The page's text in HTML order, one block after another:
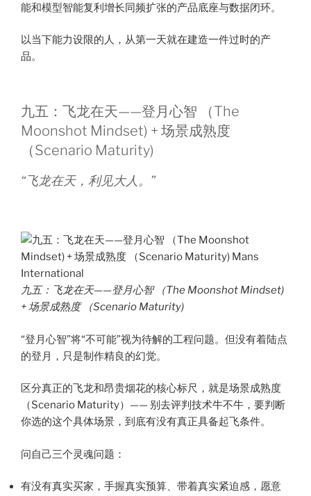
能和模型智能复利增长同频扩张的产品底座与数据闭环。
以当下能力设限的人，从第一天就在建造一件过时的产
品。
九五：飞龙在天——登月心智 （The
Moonshot Mindset) + 场景成熟度
（Scenario Maturity)
“飞龙在天，利见大人。”
九五：飞龙在天——登月心智 （The Moonshot Mindset)
+ 场景成熟度 （Scenario Maturity)
“登月心智”将“不可能”视为待解的工程问题。但没有着陆点
的登月，只是制作精良的幻觉。
区分真正的飞龙和昂贵烟花的核心标尺，就是场景成熟度
（Scenario Maturity）—— 别去评判技术牛不牛，要判断
你选的这个具体场景，到底有没有真正具备起飞条件。
问自己三个灵魂问题：
有没有真实买家，手握真实预算、带着真实紧迫感，愿意